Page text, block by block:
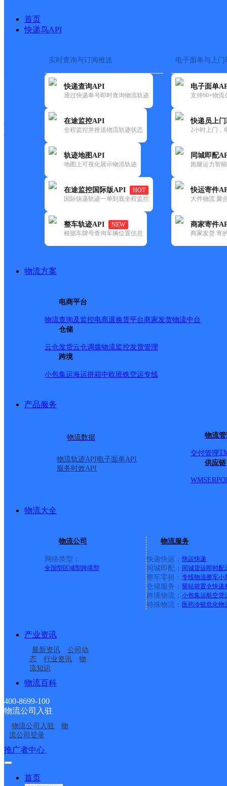
首页
快递鸟API
实时查询与订阅推送
快递查询API
通过快递单号即时查询物流轨迹
在途监控API
全程监控并推送物流轨迹状态
轨迹地图API
地图上可视化展示物流轨迹
在途监控国际版API
HOT
国际快递轨迹一单到底全程监控
整车轨迹API
NEW
根据车牌号查询车辆位置信息
电子面单与上门
电子面单
支持60+物流
快递员上
2小时上门，
同城即配
跑腿运力智
快运寄件
大件物流 聚
商家寄件
商家发货 寄
物流方案
电商平台
物流查询及监控电商退换货平台商家发货物流中台
仓储
云仓发货云仓调拨物流监控发货管理
跨境
小包集运海运拼箱中欧班铁空运专线
产品服务
物流数据
物流轨迹API电子面单API
服务时效API
物流
交付管理
供应链
WMSERP
物流大全
物流公司
网络类型：
全国型 区域型跨境型
物流服务
快递快运： 快运快递
同城即配： 同城货运即时配
整车零担： 专线物流整车小
仓储服务： 驿站前置仓快递
跨境物流： 小包集运航空货
特殊物流： 医药冷链危化物
产业资讯
最新资讯
公司动
态
行业资讯
物
流知识
物流百科
400-8699-100
物流公司入驻
物流公司入驻
物
流公司登录
推广者中心
首页
快运大全 快递时效
安能
淮北濉溪县
更新时间：2022-07-12 00:00:00
所属快递：安能快递
所属区域：安徽省-淮北市-濉溪县
网点地址：安徽省淮北市濉溪县濉溪开发区5号
网点负责人：
淮北濉溪县百善镇营业
部
濉溪县韩村镇合作点
ID2550
五沟邮政支局
溪河路邮政所
韩村邮政支局
百善矿邮政所
接口API
API接口 DEMO下载